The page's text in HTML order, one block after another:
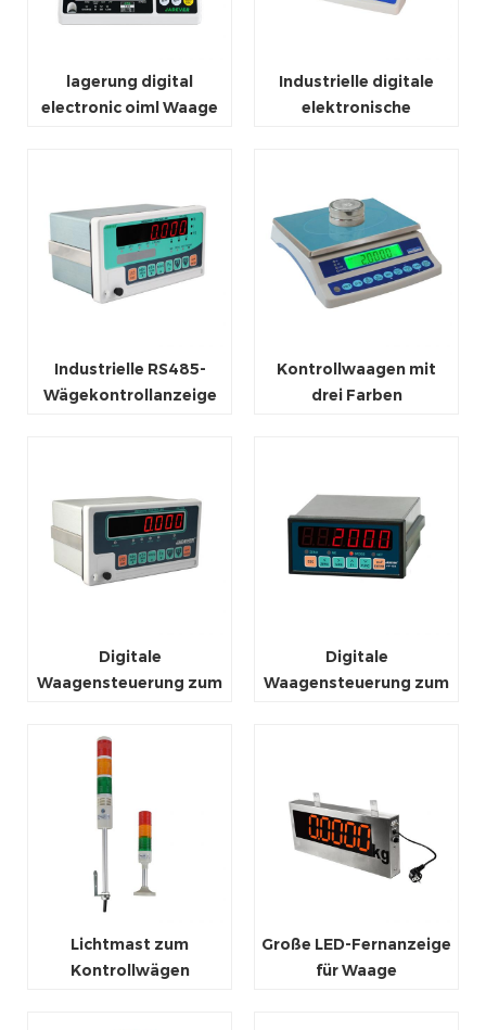
lagerung digital
electronic oiml Waage
Industrielle digitale
elektronische
Industrielle RS485-
Wägekontrollanzeige
Kontrollwaagen mit
drei Farben
Digitale
Waagensteuerung zum
Digitale
Waagensteuerung zum
Lichtmast zum
Kontrollwägen
Große LED-Fernanzeige
für Waage